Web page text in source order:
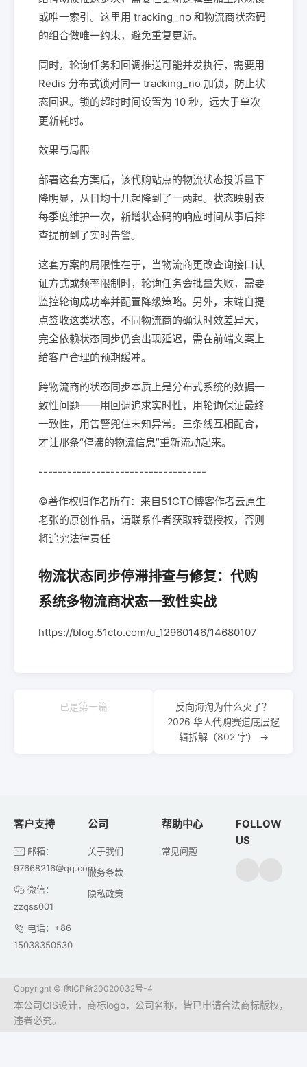
或唯一索引。这里用 tracking_no 和物流商状态码
的组合做唯一约束，避免重复更新。
同时，轮询任务和回调推送可能并发执行，需要用
Redis 分布式锁对同一 tracking_no 加锁，防止状
态回退。锁的超时时间设置为 10 秒，远大于单次
更新耗时。
效果与局限
部署这套方案后，该代购站点的物流状态投诉量下
降明显，从日均十几起降到了一两起。状态映射表
每季度维护一次，新增状态码的响应时间从事后排
查提前到了实时告警。
这套方案的局限性在于，当物流商更改查询接口认
证方式或频率限制时，轮询任务会批量失败，需要
监控轮询成功率并配置降级策略。另外，末端自提
点签收这类状态，不同物流商的确认时效差异大，
完全依赖状态同步仍会出现延迟，需在前端文案上
给客户合理的预期缓冲。
跨物流商的状态同步本质上是分布式系统的数据一
致性问题——用回调追求实时性，用轮询保证最终
一致性，用告警兜住未知异常。三条线互相配合，
才让那条“停滞的物流信息”重新流动起来。
-----------------------------------
©著作权归作者所有：来自51CTO博客作者云原生
老张的原创作品，请联系作者获取转载授权，否则
将追究法律责任
物流状态同步停滞排查与修复：代购
系统多物流商状态一致性实战
https://blog.51cto.com/u_12960146/14680107
已是第一篇
反向海淘为什么火了？
2026 华人代购赛道底层逻
辑拆解（802 字） →
客户支持
邮箱：
97668216@qq.com
微信：
zzqss001
电话：+86
15038350530
公司
关于我们
服务条款
隐私政策
帮助中心
常见问题
FOLLOW
US
Copyright © 豫ICP备20020032号-4
本公司CIS设计，商标logo，公司名称，皆已申请合法商标版权，
违者必究。